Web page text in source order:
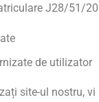
J28/51/
de utilizator
site-ul nostru, vi